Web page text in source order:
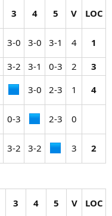
3 4 5 V LOC
3-0​ 3-0​ 3-1​ 4​
1
3-2​ 3-1​ 0-3​ 2​
3
3-0​ 2-3​ 1​ 4
0-3​ 2-3​ 0​
3-2​ 3-2​ 3​
2
3 4 5 V LOC